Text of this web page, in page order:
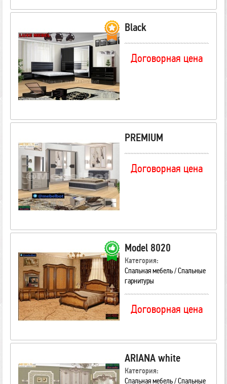
Black
Договорная цена
PREMIUM
Договорная цена
Model 8020
Категория:
Спальная мебель / Спальные
гарнитуры
Договорная цена
ARIANA white
Категория:
Спальная мебель / Спальные